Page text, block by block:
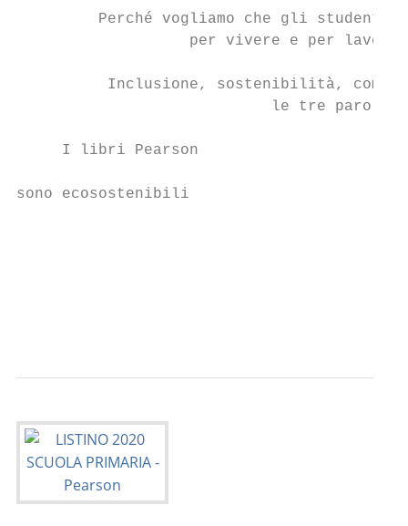
Perché vogliamo che gli studenti
per vivere e per
Inclusione, sostenibilità,
le tre parole
I libri Pearson
sono ecosostenibili